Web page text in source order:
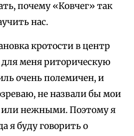
почему «Ковчег» так
нас.
кротости в центр
меня риторическую
очень полемичен, и
не назвали бы мои
нежными. Поэтому я
я буду говорить о